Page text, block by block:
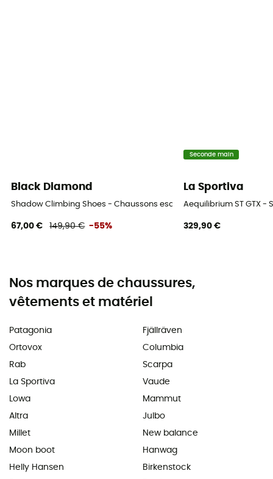
Black Diamond
Shadow Climbing Shoes - Chaussons escalade
67,00 € 149,90 € -55%
Seconde main
La Sportiva
Aequilibrium ST GTX
329,90 €
Nos marques de chaussures,
vêtements et matériel
Patagonia
Ortovox
Rab
La Sportiva
Lowa
Altra
Millet
Moon boot
Helly Hansen
Fjällräven
Columbia
Scarpa
Vaude
Mammut
Julbo
New balance
Hanwag
Birkenstock